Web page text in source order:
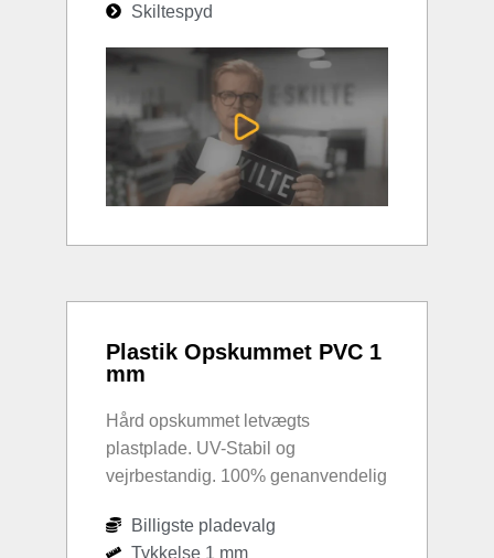
Skiltespyd
Plastik Opskummet PVC 1
mm
Hård opskummet letvægts
plastplade. UV-Stabil og
vejrbestandig. 100% genanvendelig
Billigste pladevalg
Tykkelse 1 mm